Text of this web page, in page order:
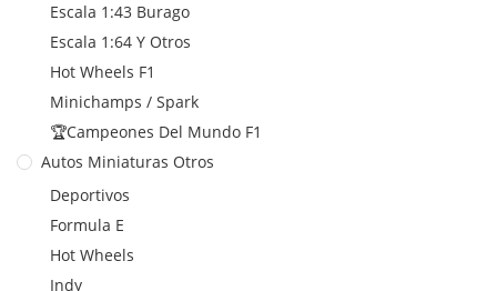
Escala 1:43 Burago
Escala 1:64 Y Otros
Hot Wheels F1
Minichamps / Spark
🏆Campeones Del Mundo F1
Autos Miniaturas Otros
Deportivos
Formula E
Hot Wheels
Indy